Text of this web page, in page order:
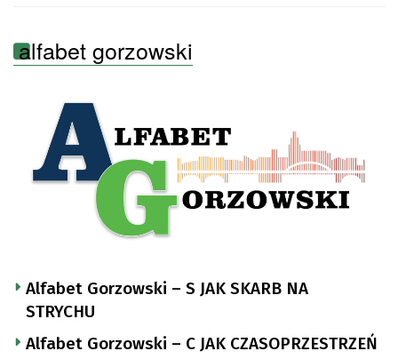
alfabet gorzowski
Alfabet Gorzowski – S JAK SKARB NA
STRYCHU
Alfabet Gorzowski – C JAK CZASOPRZESTRZEŃ